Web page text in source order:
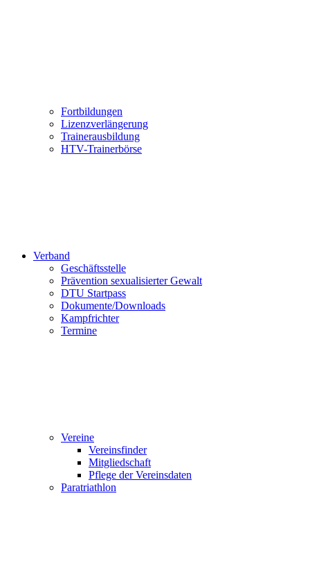
Fortbildungen
Lizenzverlängerung
Trainerausbildung
HTV-Trainerbörse
Verband
Geschäftsstelle
Prävention sexualisierter Gewalt
DTU Startpass
Dokumente/Downloads
Kampfrichter
Termine
Vereine
Vereinsfinder
Mitgliedschaft
Pflege der Vereinsdaten
Paratriathlon